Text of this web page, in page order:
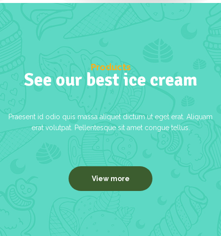
Products
See our best ice cream
Praesent id odio quis massa aliquet dictum ut eget erat. Aliquam
erat volutpat. Pellentesque sit amet congue tellus.
View more